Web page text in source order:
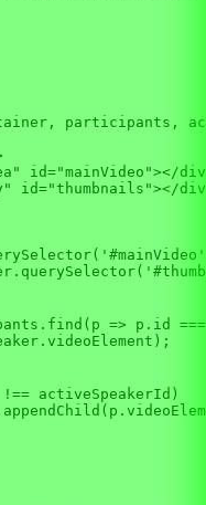
participants,
id="mainVideo"></
id="thumbnails"></
( '#mainVideo'
querySelector(
find ( p => p. id
videoElement );
!== activeSpeakerId)
appendChild (p.